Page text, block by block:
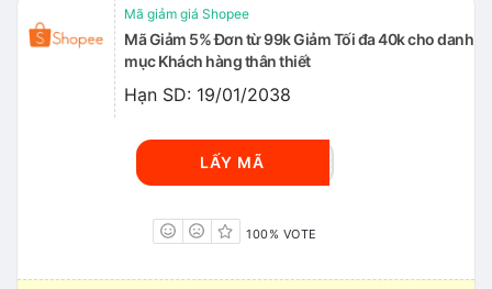
Mã giảm giá Shopee
Mã Giảm 5% Đơn từ 99k Giảm Tối đa 40k cho danh
mục Khách hàng thân thiết
Hạn SD: 19/01/2038
WSDC2801
LẤY MÃ
100% VOTE